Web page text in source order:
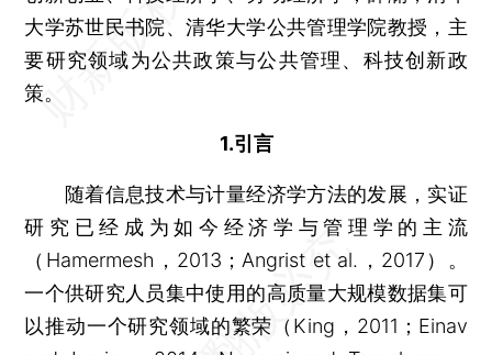
大学苏世民书院、清华大学公共管理学院教授，主
要研究领域为公共政策与公共管理、科技创新政
策。
1.引言
随着信息技术与计量经济学方法的发展，实证
研究已经成为如今经济学与管理学的主流
（Hamermesh，2013；Angrist et al.，2017）。
一个供研究人员集中使用的高质量大规模数据集可
以推动一个研究领域的繁荣（King，2011；Einav